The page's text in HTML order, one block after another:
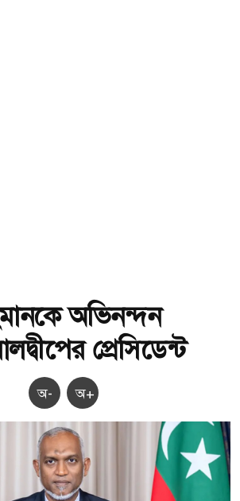
অভিনন্দন
প্রেসিডেন্ট
অ- অ+